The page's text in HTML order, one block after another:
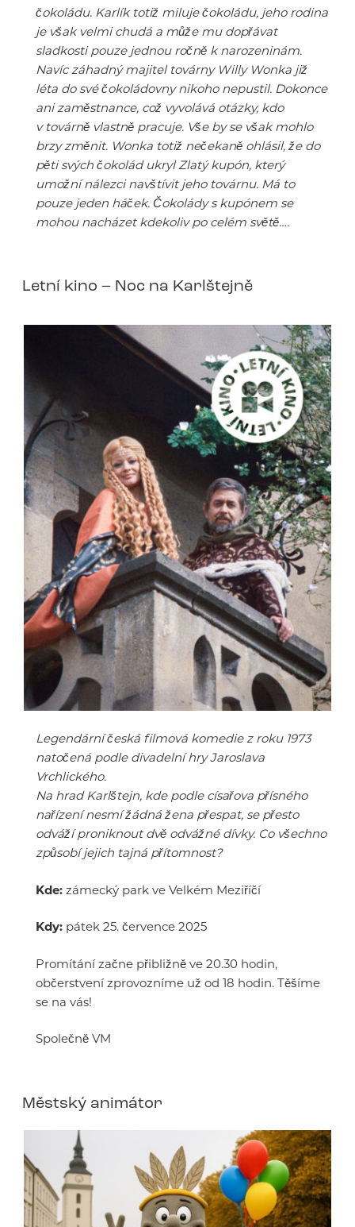
čokoládu. Karlík totiž miluje čokoládu, jeho rodina
je však velmi chudá a může mu dopřávat
sladkosti pouze jednou ročně k narozeninám.
Navíc záhadný majitel továrny Willy Wonka již
léta do své čokoládovny nikoho nepustil. Dokonce
ani zaměstnance, což vyvolává otázky, kdo
v továrně vlastně pracuje. Vše by se však mohlo
brzy změnit. Wonka totiž nečekaně ohlásil, že do
pěti svých čokolád ukryl Zlatý kupón, který
umožní nálezci navštívit jeho továrnu. Má to
pouze jeden háček. Čokolády s kupónem se
mohou nacházet kdekoliv po celém světě….
Letní kino – Noc na Karlštejně
Legendární česká filmová komedie z roku 1973
natočená podle divadelní hry Jaroslava
Vrchlického.
Na hrad Karlštejn, kde podle císařova přísného
nařízení nesmí žádná žena přespat, se přesto
odváží proniknout dvě odvážné dívky. Co všechno
způsobí jejich tajná přítomnost?
Kde: zámecký park ve Velkém Meziříčí
Kdy: pátek 25. července 2025
Promítání začne přibližně ve 20.30 hodin,
občerstvení zprovozníme už od 18 hodin. Těšíme
se na vás!
Společně VM
Městský animátor